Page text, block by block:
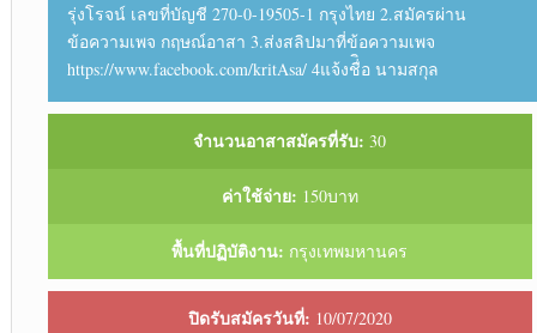
รุ่งโรจน์ เลขที่บัญชี 270-0-19505-1 กรุงไทย 2.สมัครผ่าน
ข้อความเพจ กฤษณ์อาสา 3.ส่งสลิปมาที่ข้อความเพจ
https://www.facebook.com/kritAsa/ 4แจ้งชื่ิอ นามสกุล
จำนวนอาสาสมัครที่รับ: 30
ค่าใช้จ่าย: 150บาท
พื้นที่ปฏิบัติงาน: กรุงเทพมหานคร
ปิดรับสมัครวันที่: 10/07/2020